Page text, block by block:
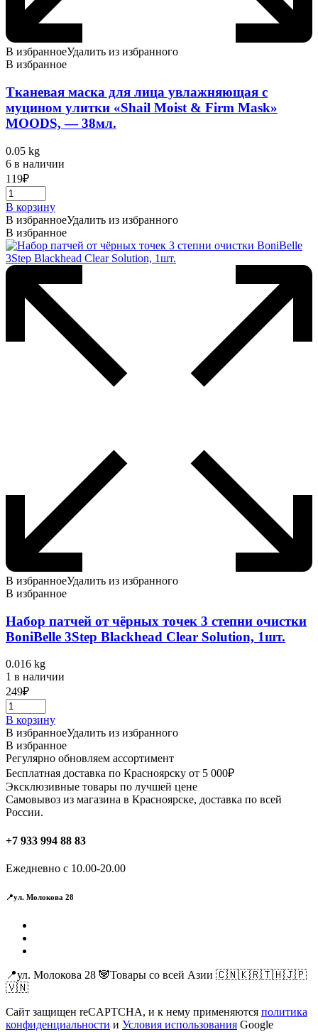
В избранноеУдалить из избранного
В избранное
Тканевая маска для лица увлажняющая с
муцином улитки «Shail Moist & Firm Mask»
MOODS, — 38мл.
0.05 kg
6 в наличии
119₽
В корзину
В избранноеУдалить из избранного
В избранное
В избранноеУдалить из избранного
В избранное
Набор патчей от чёрных точек 3 степни очистки
BoniBelle 3Step Blackhead Clear Solution, 1шт.
0.016 kg
1 в наличии
249₽
В корзину
В избранноеУдалить из избранного
В избранное
Регулярно обновляем ассортимент
Бесплатная доставка по Красноярску от 5 000₽
Эксклюзивные товары по лучшей цене
Самовывоз из магазина в Красноярске, доставка по всей
России.
+7 933 994 88 83
Ежедневно с 10.00-20.00
📍ул. Молокова 28
📍ул. Молокова 28 🐼Товары со всей Азии 🇨🇳🇰🇷🇹🇭🇯🇵
🇻🇳
Сайт защищен reCAPTCHA, и к нему применяются политика
конфиденциальности и Условия использования Google